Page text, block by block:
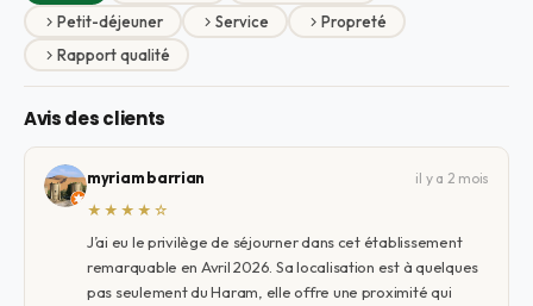
Petit-déjeuner
Service
Propreté
Rapport qualité
Avis des clients
myriam barrian
il y a 2 mois
★★★★☆
J’ai eu le privilège de séjourner dans cet établissement
remarquable en Avril 2026. Sa localisation est à quelques
pas seulement du Haram, elle offre une proximité qui